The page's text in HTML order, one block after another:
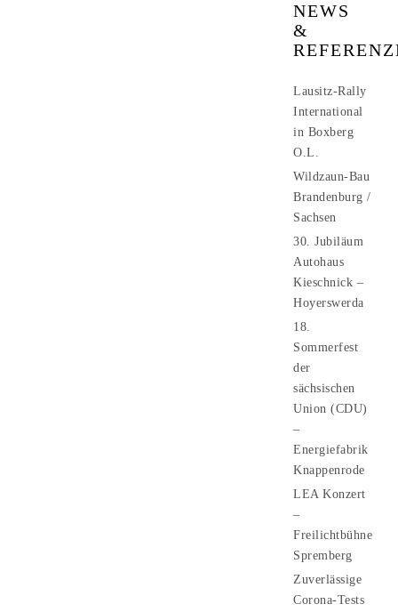
NEWS
&
Lausitz-Rally
International
in Boxberg
O.L.
Wildzaun-Bau
Brandenburg /
Sachsen
30. Jubiläum
Autohaus
Kieschnick –
Hoyerswerda
18.
Sommerfest
der
sächsischen
Union (CDU)
–
Energiefabrik
Knappenrode
LEA Konzert
–
Freilichtbühne
Spremberg
Zuverlässige
Corona-Tests